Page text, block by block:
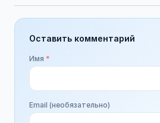
Оставить комментарий
Имя *
Email (необязательно)